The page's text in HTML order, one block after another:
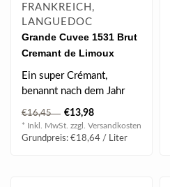
FRANKREICH,
LANGUEDOC
Grande Cuvee 1531 Brut
Cremant de Limoux
Methode Traditionelle
0.75 l 12.50% vol
Ein super Crémant,
benannt nach dem Jahr
seiner Entdeckung! Die
Sekttradition i..
€16,45 €13,98
* Inkl. MwSt. zzgl. Versandkosten
Grundpreis: €18,64 / Liter